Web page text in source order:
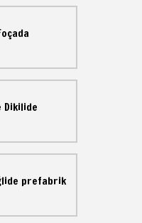
Dikilide
prefabrik